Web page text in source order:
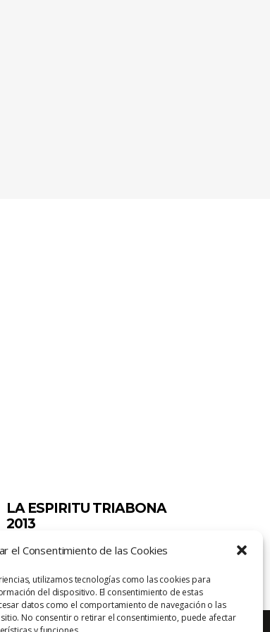
el Consentimiento de las Cookies
utilizamos tecnologías como las cookies para
del dispositivo. El consentimiento de estas
datos como el comportamiento de navegación o las
No consentir o retirar el consentimiento, puede afectar
LA ESPIRITU TRIABONA
2013
11/01/2017 Escrito por triabona